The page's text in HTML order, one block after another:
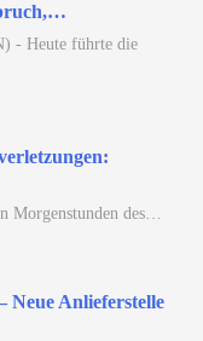
- Heute führte die
Morgenstunden des…
Anlieferstelle